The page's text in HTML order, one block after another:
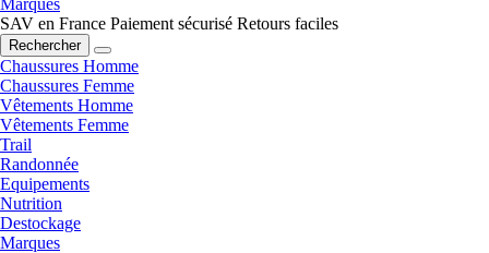
Marques
SAV en France Paiement sécurisé Retours faciles
Rechercher
Chaussures Homme
Chaussures Femme
Vêtements Homme
Vêtements Femme
Trail
Randonnée
Equipements
Nutrition
Destockage
Marques